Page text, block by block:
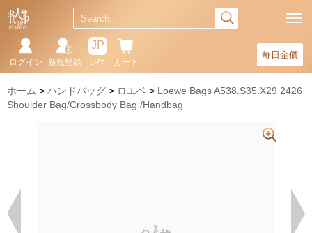
每日金價
カート
JP
JPY
新規登録
ログイン
ホーム ハンドバッグ ロエベ
Loewe Bags A538.S35.X29 2426
Shoulder Bag/Crossbody Bag /Handbag